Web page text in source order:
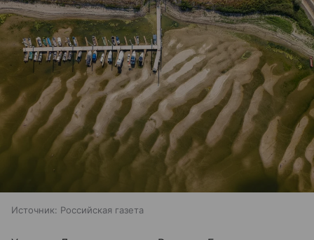
Источник: Российская газета